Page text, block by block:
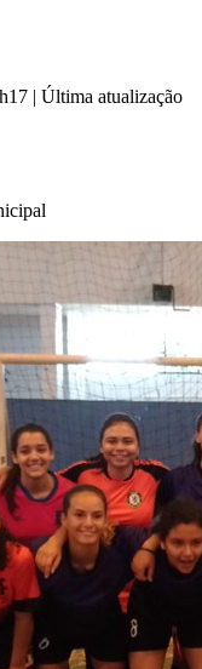
| Última atualização